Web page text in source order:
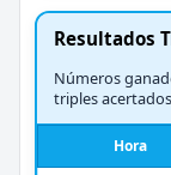
Resultados
Números
triples
Hora